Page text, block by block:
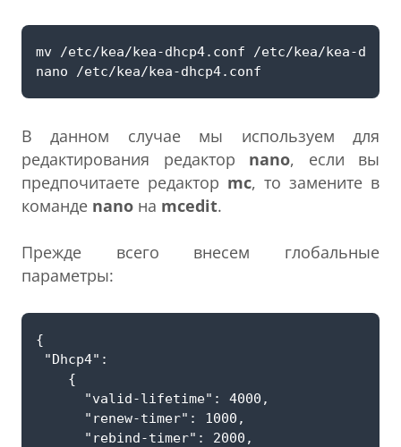
В данном случае мы используем для
редактирования редактор nano, если вы
предпочитаете редактор mc, то замените в
команде nano на mcedit.
Прежде всего внесем глобальные
параметры: